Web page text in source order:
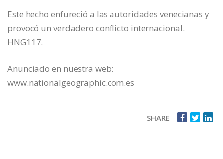
Este hecho enfureció a las autoridades venecianas y
provocó un verdadero conflicto internacional.
HNG117.
Anunciado en nuestra web:
www.nationalgeographic.com.es
SHARE